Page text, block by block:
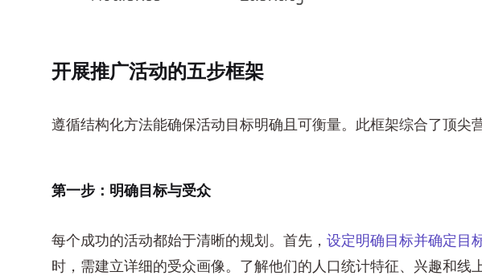
开展推广活动的五步框架
遵循结构化方法能确保活动目标明确且可衡量。此框架综合了顶尖
第一步：明确目标与受众
每个成功的活动都始于清晰的规划。首先， 设定明确目标并确定目
时，需建立详细的受众画像。了解他们的人口统计特征、兴趣和线